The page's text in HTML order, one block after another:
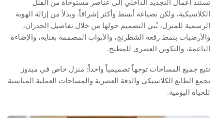
تستند أعمال التجديد الداخلي إلى عناصر مستوحاة من الفلل
الكلاسيكية، ولكن بصياغة أبسط وأكثر إشراقاً. وبدلاً من إزالة الهوية
الرسمية للمنزل، بُني التصميم حولها من خلال تفاصيل الجدران،
والأرضيات بنمط رقعة الشطرنج، والأبواب المصممة بعناية، والإضاءة
الناعمة، والتكوين العصري للمطبخ.
تتبع جميع المساحات توجهاً تصميمياً واحداً: منزل خاص في ميدوز
يجمع الطابع الكلاسيكي والدقة العصرية والمساحات العملية المناسبة
للحياة اليومية.